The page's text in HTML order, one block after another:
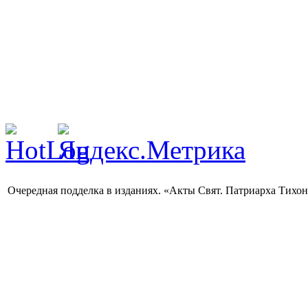
Очередная подделка в изданиях. «Акты Свят. Патриарха